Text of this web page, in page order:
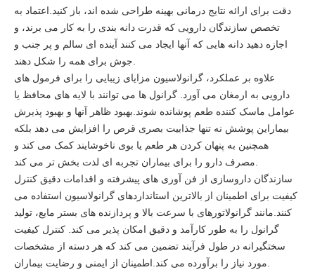
دقت برای ارائه نتایج درمانی بهینه طراحی شده اند، باز کنید.اعتماد به
تخصص سازندگان دارویی که قدرت دانه بندی را به کار می برند، و
اجازه دهید دانه هایی که آنها ایجاد می کنند آینده ای سالم و پر جنب و
علاوه بر عملکرد، گرانولاسیون مزایای زیبایی را برای فرمول های
دارویی به ارمغان می آورد. گرانول ها می توانند با لایه های محافظ یا
عوامل ماسک کننده طعم پوشانده شوند.بهبود ظاهر آنها و بهبود پذیرش
بیماراین پوشش نه تنها جذابیت بصری قرص را افزایش می دهد بلکه
همچنین به پنهان کردن هر طعم یا بوی ناخوشایند کمک می کند و
سازندگان داروسازی از فن آوری های پیشرفته و اقدامات دقیق کنترل
کیفیت برای اطمینان از بالاترین استانداردهای گرانولاسیون استفاده می
کنند.مانند گرانولاتورهای با سرعت بالا و پردازنده های بستر مایع، تولید
گرانول را به طور کارآمد و دقیق امکان پذیر می کند. کنترل کیفیت
سختگیرانه در طول فرآیند تضمین می کند که هر دسته از مشخصات